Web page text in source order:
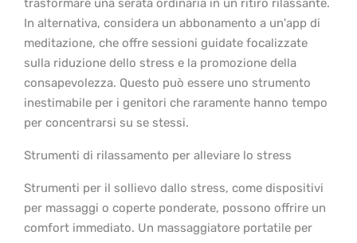
trasformare una serata ordinaria in un ritiro rilassante.
In alternativa, considera un abbonamento a un'app di
meditazione, che offre sessioni guidate focalizzate
sulla riduzione dello stress e la promozione della
consapevolezza. Questo può essere uno strumento
inestimabile per i genitori che raramente hanno tempo
per concentrarsi su se stessi.
Strumenti di rilassamento per alleviare lo stress
Strumenti per il sollievo dallo stress, come dispositivi
per massaggi o coperte ponderate, possono offrire un
comfort immediato. Un massaggiatore portatile per